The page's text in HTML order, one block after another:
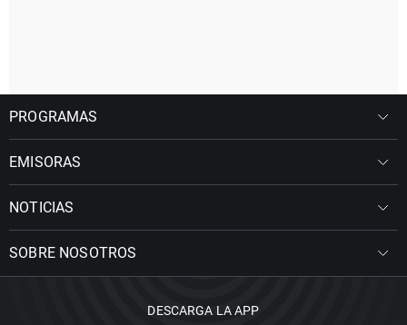
PROGRAMAS
EMISORAS
NOTICIAS
SOBRE NOSOTROS
DESCARGA LA APP